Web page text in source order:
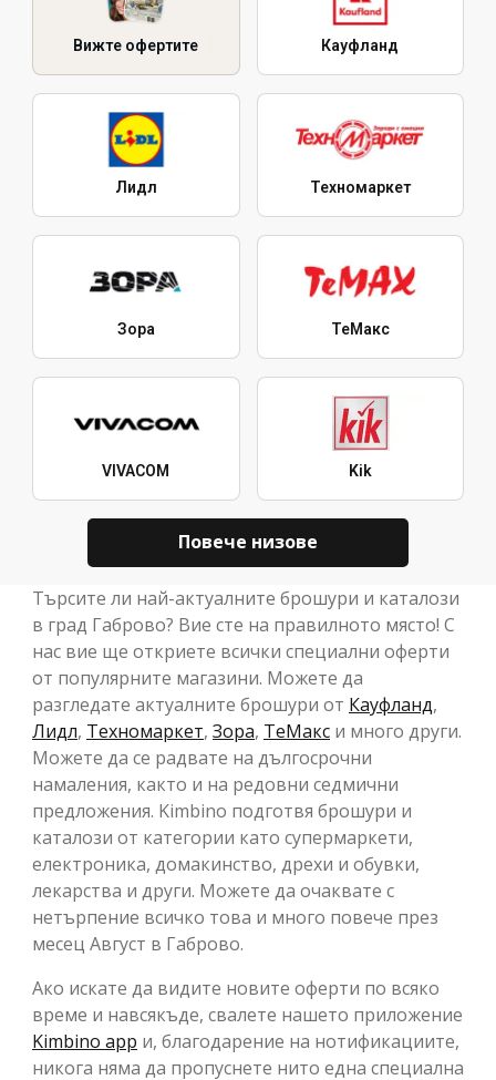
Вижте офертите Кауфланд
Лидл Техномаркет
Зора ТеMакс
VIVACOM Kik
Повече низове
Търсите ли най-актуалните брошури и каталози
в град Габрово? Вие сте на правилното място! С
нас вие ще откриете всички специални оферти
от популярните магазини. Можете да
разгледате актуалните брошури от Кауфланд,
Лидл, Техномаркет, Зора, ТеMакс и много други.
Можете да се радвате на дългосрочни
намаления, както и на редовни седмични
предложения. Kimbino подготвя брошури и
каталози от категории като супермаркети,
електроника, домакинство, дрехи и обувки,
лекарства и други. Можете да очаквате с
нетърпение всичко това и много повече през
месец Август в Габрово.
Ако искате да видите новите оферти по всяко
време и навсякъде, свалете нашето приложение
Kimbino app и, благодарение на нотификациите,
никога няма да пропуснете нито една специална